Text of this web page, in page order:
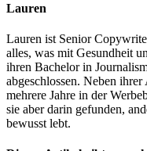
Lauren
Lauren ist Senior
alles, was mit Gesundheit
ihren Bachelor in
abgeschlossen. Neben
mehrere Jahre in der
sie aber darin gefunden,
bewusst lebt.